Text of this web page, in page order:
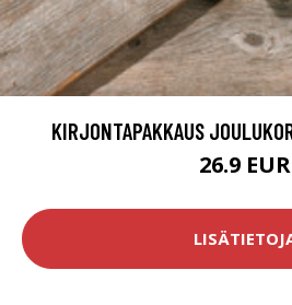
KIRJONTAPAKKAUS
26.9 EUR